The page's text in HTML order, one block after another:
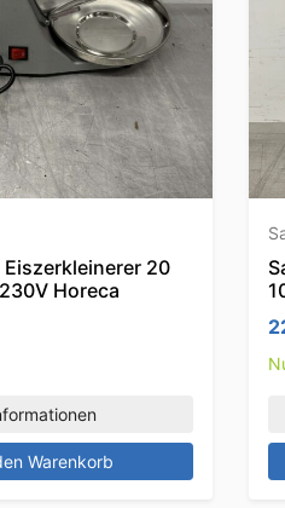
20
Horeca
Warenkorb